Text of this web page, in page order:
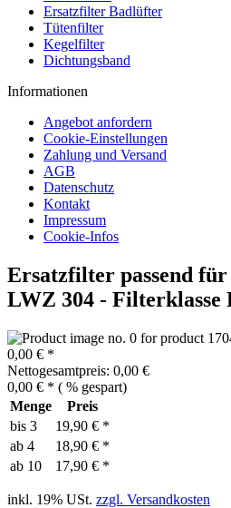
Ersatzfilter Badlüfter
Tütenfilter
Kegelfilter
Dichtungsband
Informationen
Angebot anfordern
Cookie-Einstellungen
Zahlung und Versand
AGB
Datenschutz
Kontakt
Impressum
Cookie-Infos
Ersatzfilter passend
LWZ 304 - Filterklasse
0,00 € *
Nettogesamtpreis: 0,00 €
0,00 € * ( % gespart)
Menge
Preis
bis 3
19,90 € *
ab 4
18,90 € *
ab 10 17,90 € *
inkl. 19% USt. zzgl. Versandkosten